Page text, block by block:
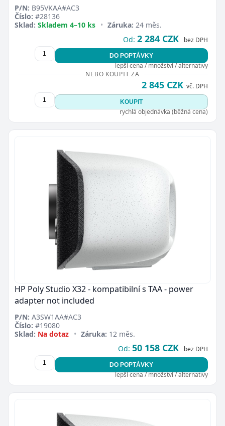
P/N: B95VKAA#AC3
Číslo: #28136
Sklad: Skladem 4–10 ks • Záruka: 24 měs.
Od: 2 284 CZK bez DPH
DO POPTÁVKY
lepší cena / množství / alternativy
NEBO KOUPIT ZA
2 845 CZK vč. DPH
KOUPIT
rychlá objednávka (běžná cena)
HP Poly Studio X32 - kompatibilní s TAA - power
adapter not included
P/N: A3SW1AA#AC3
Číslo: #19080
Sklad: Na dotaz • Záruka: 12 měs.
Od: 50 158 CZK bez DPH
DO POPTÁVKY
lepší cena / množství / alternativy